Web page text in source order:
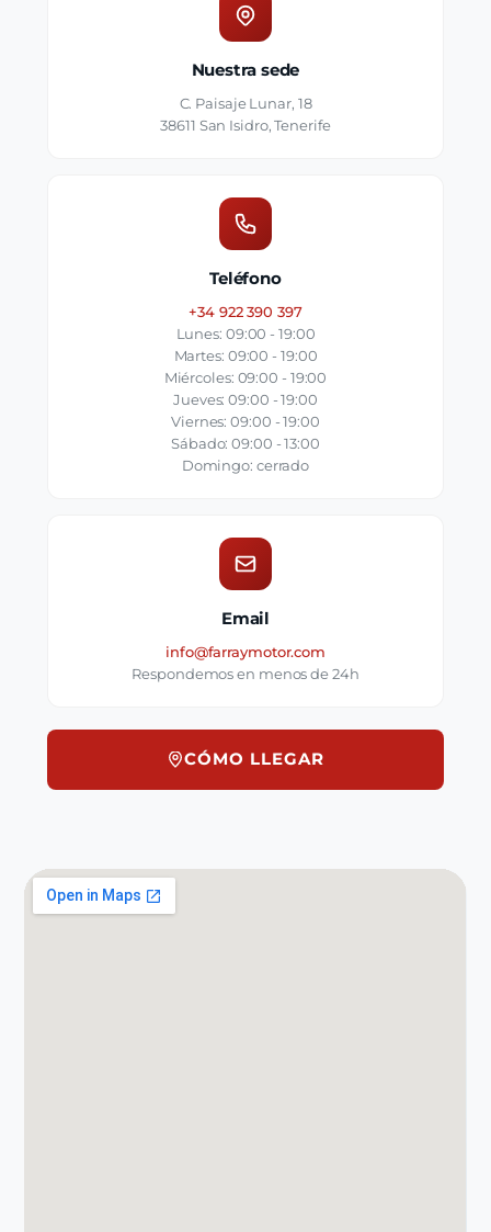
Nuestra sede
C. Paisaje Lunar, 18
38611 San Isidro, Tenerife
Teléfono
+34 922 390 397
Lunes: 09:00 - 19:00
Martes: 09:00 - 19:00
Miércoles: 09:00 - 19:00
Jueves: 09:00 - 19:00
Viernes: 09:00 - 19:00
Sábado: 09:00 - 13:00
Domingo: cerrado
Email
info@farraymotor.com
Respondemos en menos de 24h
CÓMO LLEGAR